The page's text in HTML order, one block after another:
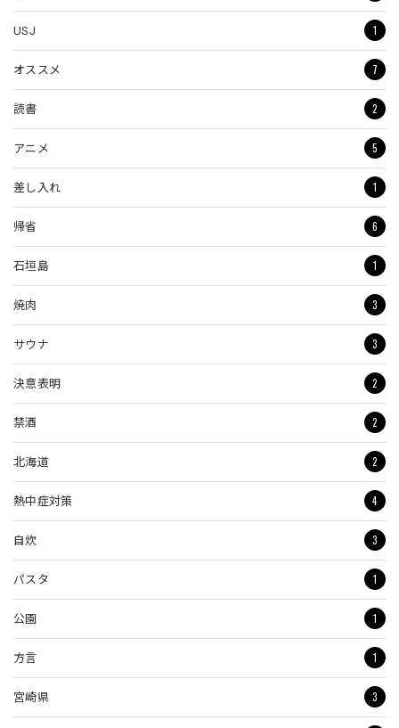
USJ 1
オススメ 7
読書 2
アニメ 5
差し入れ 1
帰省 6
石垣島 1
焼肉 3
サウナ 3
決意表明 2
禁酒 2
北海道 2
熱中症対策 4
自炊 3
パスタ 1
公園 1
方言 1
宮崎県 3